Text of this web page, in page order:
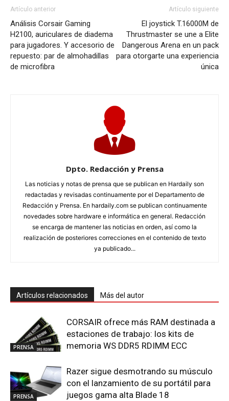
Artículo anterior
Análisis Corsair Gaming
H2100, auriculares de diadema
para jugadores. Y accesorio de
repuesto: par de almohadillas
de microfibra
Artículo siguiente
El joystick T.16000M de
Thrustmaster se une a Elite
Dangerous Arena en un pack
para otorgarte una experiencia
única
Dpto. Redacción y Prensa
Las noticias y notas de prensa que se publican en Hardaily son
redactadas y revisadas continuamente por el Departamento de
Redacción y Prensa. En hardaily.com se publican continuamente
novedades sobre hardware e informática en general. Redacción
se encarga de mantener las noticias en orden, así como la
realización de posteriores correcciones en el contenido de texto
ya publicado...
Artículos relacionados Más del autor
PRENSA
CORSAIR ofrece más RAM destinada a
estaciones de trabajo: los kits de
memoria WS DDR5 RDIMM ECC
PRENSA
Razer sigue desmotrando su músculo
con el lanzamiento de su portátil para
juegos gama alta Blade 18